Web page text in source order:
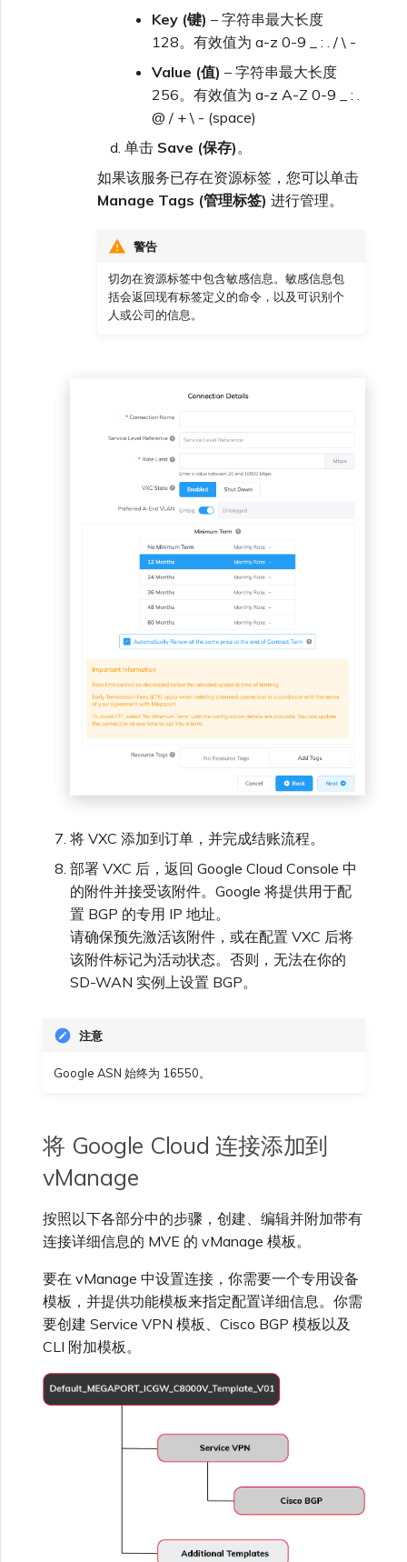
Key (键) – 字符串最大长度
128。有效值为 a-z 0-9 _ : . / \ -
Value (值) – 字符串最大长度
256。有效值为 a-z A-Z 0-9 _ : .
@ / + \ - (space)
单击 Save (保存)。
如果该服务已存在资源标签，您可以单击
Manage Tags (管理标签) 进行管理。
警告
切勿在资源标签中包含敏感信息。敏感信息包
括会返回现有标签定义的命令，以及可识别个
人或公司的信息。
将 VXC 添加到订单，并完成结账流程。
部署 VXC 后，返回 Google Cloud Console 中
的附件并接受该附件。Google 将提供用于配
置 BGP 的专用 IP 地址。
请确保预先激活该附件，或在配置 VXC 后将
该附件标记为活动状态。否则，无法在你的
SD-WAN 实例上设置 BGP。
注意
Google ASN 始终为 16550。
将 Google Cloud 连接添加到
vManage
按照以下各部分中的步骤，创建、编辑并附加带有
连接详细信息的 MVE 的 vManage 模板。
要在 vManage 中设置连接，你需要一个专用设备
模板，并提供功能模板来指定配置详细信息。你需
要创建 Service VPN 模板、Cisco BGP 模板以及
CLI 附加模板。